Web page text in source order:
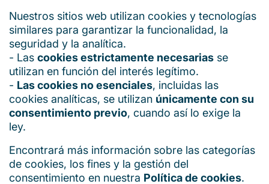
Nuestros sitios web utilizan cookies y tecnologías
similares para garantizar la funcionalidad, la
seguridad y la analítica.
- Las cookies estrictamente necesarias se
utilizan en función del interés legítimo.
- Las cookies no esenciales, incluidas las
cookies analíticas, se utilizan únicamente con su
consentimiento previo, cuando así lo exige la
ley.
Encontrará más información sobre las categorías
de cookies, los fines y la gestión del
consentimiento en nuestra Política de cookies.